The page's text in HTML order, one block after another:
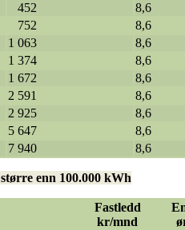
452
8,6
752
8,6
1 063
8,6
1 374
8,6
1 672
8,6
2 591
8,6
2 925
8,6
5 647
8,6
7 940 8,6
større enn 100.000 kWh
Fastledd
kr/mnd